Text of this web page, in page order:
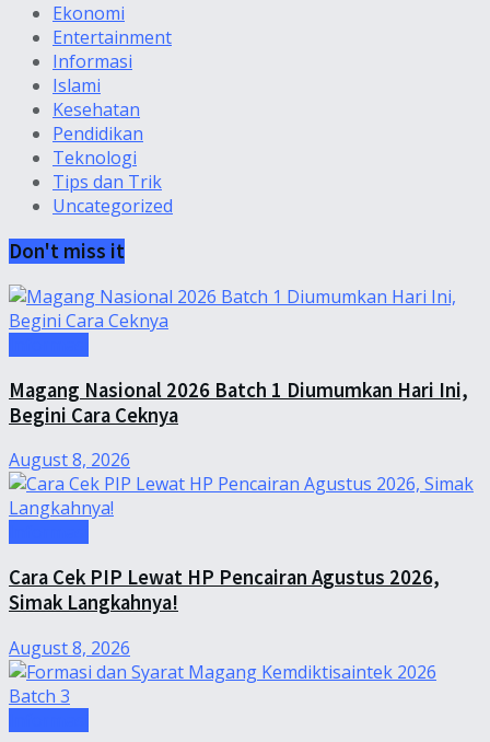
Ekonomi
Entertainment
Informasi
Islami
Kesehatan
Pendidikan
Teknologi
Tips dan Trik
Uncategorized
Don't miss it
Magang Nasional 2026 Batch 1 Diumumkan Hari Ini,
Begini Cara Ceknya
August 8, 2026
Cara Cek PIP Lewat HP Pencairan Agustus 2026,
Simak Langkahnya!
August 8, 2026